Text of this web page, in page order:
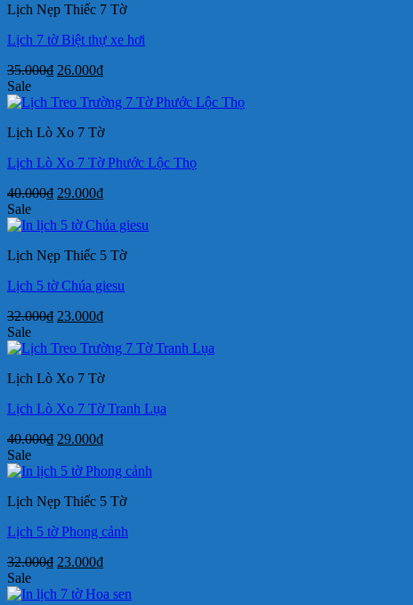
29.000₫.
Lịch Nẹp Thiếc 7 Tờ
Lịch 7 tờ Biệt thự xe hơi
35.000₫ Giá
là:
26.000₫Giá
tại
26.000₫.
Sale
Lịch Lò Xo 7 Tờ
Lịch Lò Xo 7 Tờ Phước Lộc Thọ
40.000₫ Giá
là:
29.000₫Giá
tại
29.000₫.
Sale
Lịch Nẹp Thiếc 5 Tờ
Lịch 5 tờ Chúa giesu
32.000₫ Giá
là:
23.000₫Giá
tại
23.000₫.
Sale
Lịch Lò Xo 7 Tờ
Lịch Lò Xo 7 Tờ Tranh Lụa
40.000₫ Giá
là:
29.000₫Giá
tại
29.000₫.
Sale
Lịch Nẹp Thiếc 5 Tờ
Lịch 5 tờ Phong cảnh
32.000₫ Giá
là:
23.000₫Giá
tại
Sale